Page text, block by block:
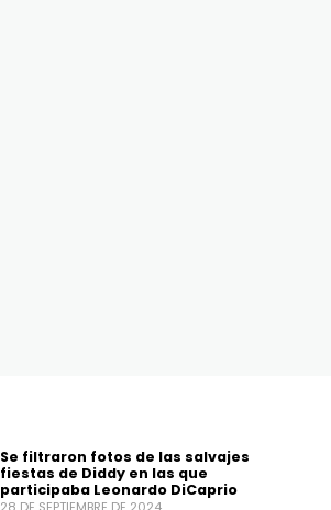
Se filtraron fotos de las salvajes
fiestas de Diddy en las que
participaba Leonardo DiCaprio